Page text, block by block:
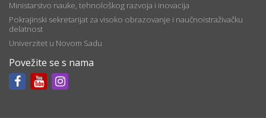
Ministarstvo nauke, tehnološkog razvoja i inovacija
Pokrajinski sekretarijat za visoko obrazovanje i naučnoistraživačku
delatnost
Univerzitet u Novom Sadu
Povežite se s nama